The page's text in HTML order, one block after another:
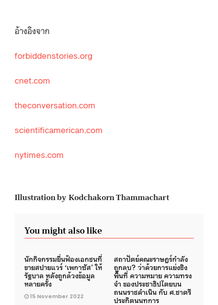
อ้างอิงจาก
forbiddenstories.org
cnet.com
theconversation.com
scientificamerican.com
nytimes.com
Illustration by Kodchakorn Thammachart
You might also like
นักกิจกรรมยื่นฟ้องเอกชนที่
ขายสปายแวร์ ‘เพกาซัส’ ให้
รัฐบาล หลังถูกล้วงข้อมูล
หลายครั้ง
15 November 2022
สถาปัตย์คณะราษฎร์กำลัง
ถูกลบ? ว่าด้วยการแย่งชิง
พื้นที่ ความหมาย ความทรง
จำ ของประชาธิปไตยบน
ถนนราชดำเนิน กับ ศ.ชาตรี
ประกิตนนทการ